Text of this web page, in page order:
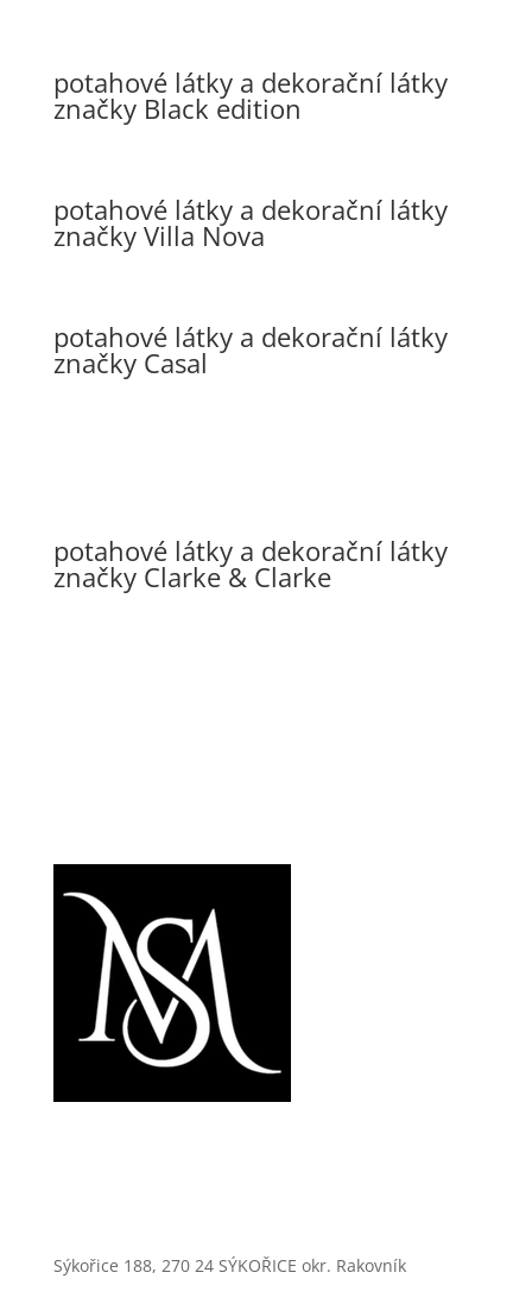
potahové látky a dekorační látky
značky Black edition
potahové látky a dekorační látky
značky Villa Nova
potahové látky a dekorační látky
značky Casal
potahové látky a dekorační látky
značky Clarke & Clarke
Sýkořice 188, 270 24 SÝKOŘICE okr. Rakovník